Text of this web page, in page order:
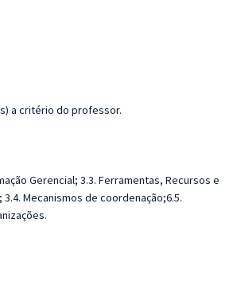
a critério do professor.
Gerencial; 3.3. Ferramentas, Recursos e
Mecanismos de coordenação;6.5.